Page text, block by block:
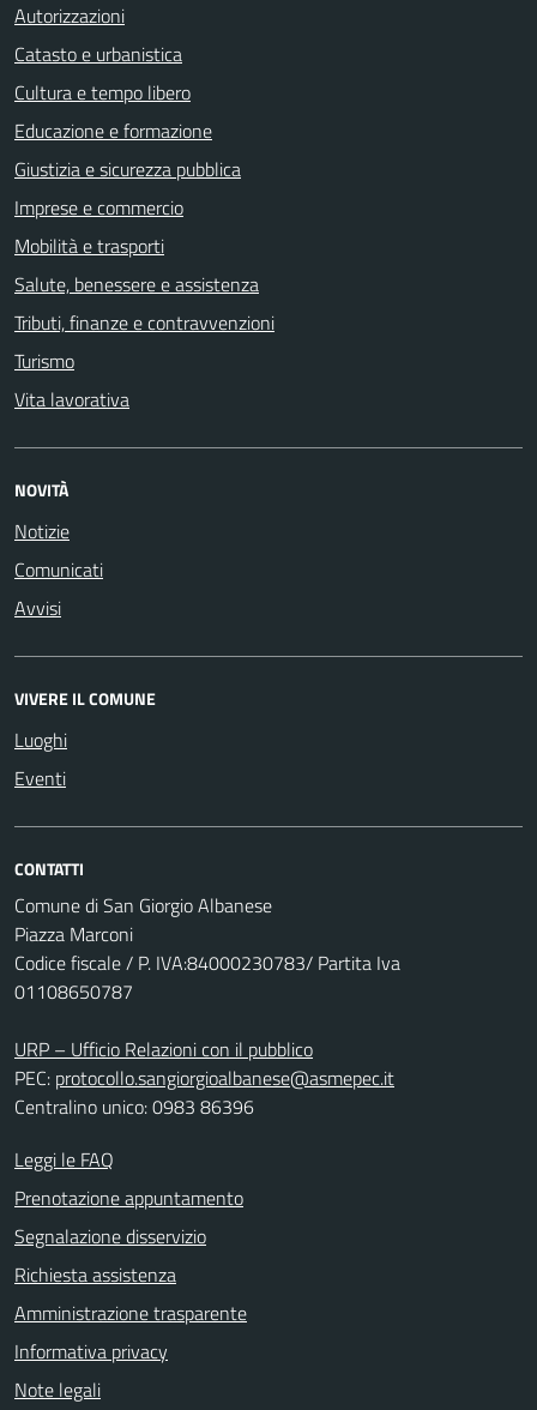
Autorizzazioni
Catasto e urbanistica
Cultura e tempo libero
Educazione e formazione
Giustizia e sicurezza pubblica
Imprese e commercio
Mobilità e trasporti
Salute, benessere e assistenza
Tributi, finanze e contravvenzioni
Turismo
Vita lavorativa
NOVITÀ
Notizie
Comunicati
Avvisi
VIVERE IL COMUNE
Luoghi
Eventi
CONTATTI
Comune di San Giorgio Albanese
Piazza Marconi
Codice fiscale / P. IVA:84000230783/ Partita Iva
01108650787
URP – Ufficio Relazioni con il pubblico
PEC: protocollo.sangiorgioalbanese@asmepec.it
Centralino unico: 0983 86396
Leggi le FAQ
Prenotazione appuntamento
Segnalazione disservizio
Richiesta assistenza
Amministrazione trasparente
Informativa privacy
Note legali